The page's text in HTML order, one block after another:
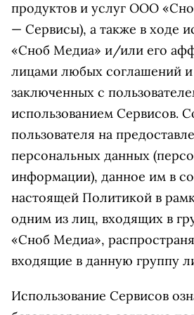
продуктов и услуг ООО
— Сервисы), а также в ходе
«Сноб Медиа» и/или его
лицами любых соглашений и
заключенных с
использованием Сервисов.
пользователя на
персональных данных
информации), данное им в
настоящей Политикой в
одним из лиц, входящих в
«Сноб Медиа»,
входящие в данную группу
Использование Сервисов